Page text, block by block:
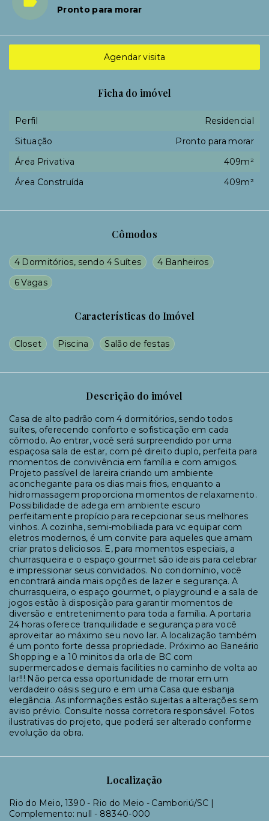
Pronto para morar
Cômodos
4 Dormitórios, sendo 4 Suítes
4 Banheiros
6 Vagas
Características do Imóvel
Closet Piscina Salão de festas
Descrição do imóvel
Casa de alto padrão com 4 dormitórios, sendo todos
suítes, oferecendo conforto e sofisticação em cada
cômodo. Ao entrar, você será surpreendido por uma
espaçosa sala de estar, com pé direito duplo, perfeita para
momentos de convivência em família e com amigos.
Projeto passível de lareira criando um ambiente
aconchegante para os dias mais frios, enquanto a
hidromassagem proporciona momentos de relaxamento.
Possibilidade de adega em ambiente escuro
perfeitamente propício para recepcionar seus melhores
vinhos. A cozinha, semi-mobiliada para vc equipar com
eletros modernos, é um convite para aqueles que amam
criar pratos deliciosos. E, para momentos especiais, a
churrasqueira e o espaço gourmet são ideais para celebrar
e impressionar seus convidados. No condomínio, você
encontrará ainda mais opções de lazer e segurança. A
churrasqueira, o espaço gourmet, o playground e a sala de
jogos estão à disposição para garantir momentos de
diversão e entretenimento para toda a família. A portaria
24 horas oferece tranquilidade e segurança para você
aproveitar ao máximo seu novo lar. A localização também
é um ponto forte dessa propriedade. Próximo ao Baneário
Shopping e a 10 minitos da orla de BC com
supermercados e demais facilities no caminho de volta ao
lar!!! Não perca essa oportunidade de morar em um
verdadeiro oásis seguro e em uma Casa que esbanja
elegância. As informações estão sujeitas a alterações sem
aviso prévio. Consulte nossa corretora responsável. Fotos
ilustrativas do projeto, que poderá ser alterado conforme
evolução da obra.
Localização
Rio do Meio, 1390 - Rio do Meio - Camboriú/SC |
Complemento: null - 88340-000
Agendar visita
Ficha do imóvel
Perfil
Residencial
Situação
Pronto para morar
Área Privativa
409m²
Área Construída
409m²